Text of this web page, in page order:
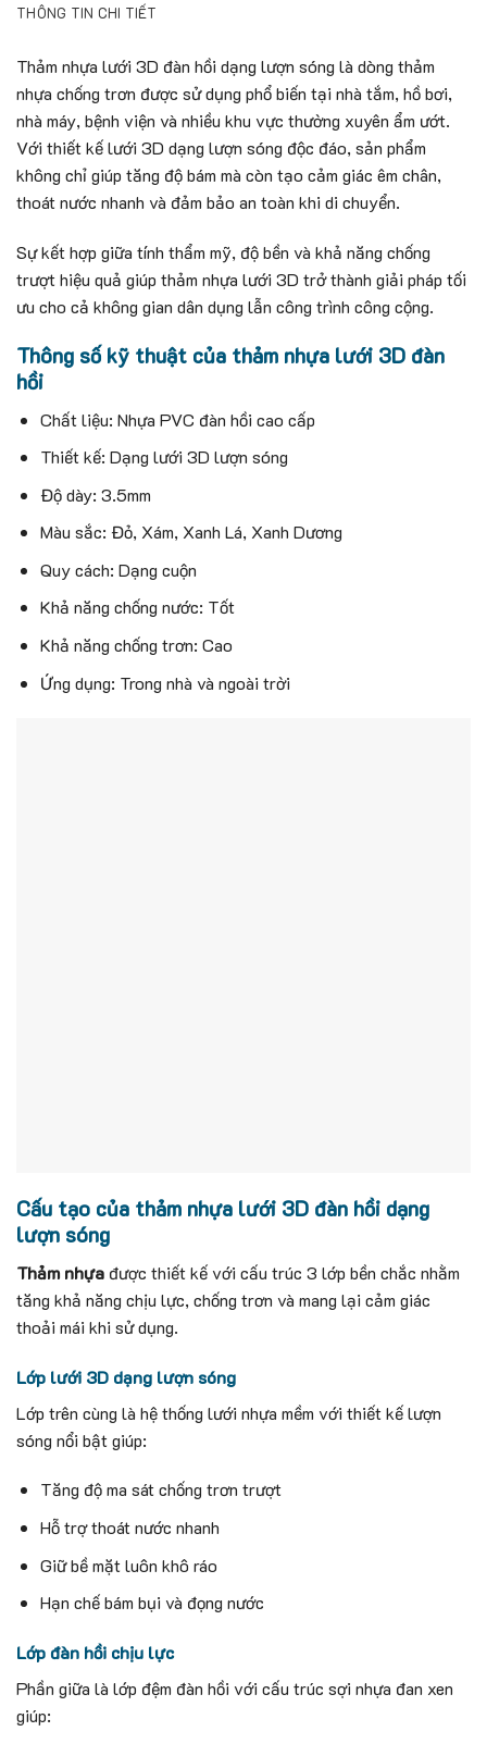
THÔNG TIN CHI TIẾT
Thảm nhựa lưới 3D đàn hồi dạng lượn sóng là dòng thảm
nhựa chống trơn được sử dụng phổ biến tại nhà tắm, hồ bơi,
nhà máy, bệnh viện và nhiều khu vực thường xuyên ẩm ướt.
Với thiết kế lưới 3D dạng lượn sóng độc đáo, sản phẩm
không chỉ giúp tăng độ bám mà còn tạo cảm giác êm chân,
thoát nước nhanh và đảm bảo an toàn khi di chuyển.
Sự kết hợp giữa tính thẩm mỹ, độ bền và khả năng chống
trượt hiệu quả giúp thảm nhựa lưới 3D trở thành giải pháp tối
ưu cho cả không gian dân dụng lẫn công trình công cộng.
Thông số kỹ thuật của thảm nhựa lưới 3D đàn
hồi
Chất liệu: Nhựa PVC đàn hồi cao cấp
Thiết kế: Dạng lưới 3D lượn sóng
Độ dày: 3.5mm
Màu sắc: Đỏ, Xám, Xanh Lá, Xanh Dương
Quy cách: Dạng cuộn
Khả năng chống nước: Tốt
Khả năng chống trơn: Cao
Ứng dụng: Trong nhà và ngoài trời
Cấu tạo của thảm nhựa lưới 3D đàn hồi dạng
lượn sóng
Thảm nhựa được thiết kế với cấu trúc 3 lớp bền chắc nhằm
tăng khả năng chịu lực, chống trơn và mang lại cảm giác
thoải mái khi sử dụng.
Lớp lưới 3D dạng lượn sóng
Lớp trên cùng là hệ thống lưới nhựa mềm với thiết kế lượn
sóng nổi bật giúp:
Tăng độ ma sát chống trơn trượt
Hỗ trợ thoát nước nhanh
Giữ bề mặt luôn khô ráo
Hạn chế bám bụi và đọng nước
Lớp đàn hồi chịu lực
Phần giữa là lớp đệm đàn hồi với cấu trúc sợi nhựa đan xen
giúp: